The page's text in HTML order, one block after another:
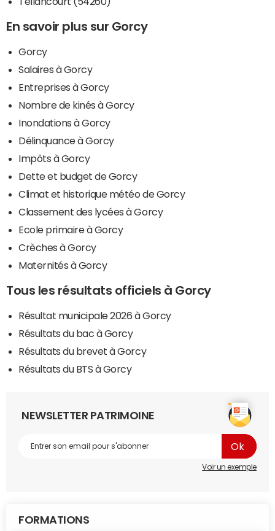
En savoir plus sur Gorcy
Gorcy
Salaires à Gorcy
Entreprises à Gorcy
Nombre de kinés à Gorcy
Inondations à Gorcy
Délinquance à Gorcy
Impôts à Gorcy
Dette et budget de Gorcy
Climat et historique météo de Gorcy
Classement des lycées à Gorcy
Ecole primaire à Gorcy
Crèches à Gorcy
Maternités à Gorcy
Tous les résultats officiels à Gorcy
Résultat municipale 2026 à Gorcy
Résultats du bac à Gorcy
Résultats du brevet à Gorcy
Résultats du BTS à Gorcy
NEWSLETTER PATRIMOINE
Voir un exemple
FORMATIONS